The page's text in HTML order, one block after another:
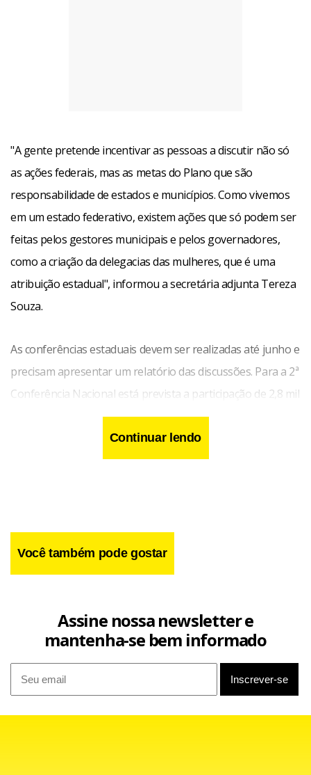
"A gente pretende incentivar as pessoas a discutir não só
as ações federais, mas as metas do Plano que são
responsabilidade de estados e municípios. Como vivemos
em um estado federativo, existem ações que só podem ser
feitas pelos gestores municipais e pelos governadores,
como a criação da delegacias das mulheres, que é uma
atribuição estadual", informou a secretária adjunta Tereza
Souza.
As conferências estaduais devem ser realizadas até junho e
precisam apresentar um relatório das discussões. Para a 2ª
Conferência Nacional está prevista a participação de 2,8 mil
delegados escolhidos nesses encontros estaduais. A
eleição deles levará em conta aspectos como diversidade de
raça, de classe e a liberdade sexual.
Continuar lendo
Você também pode gostar
Assine nossa newsletter e
mantenha-se bem informado